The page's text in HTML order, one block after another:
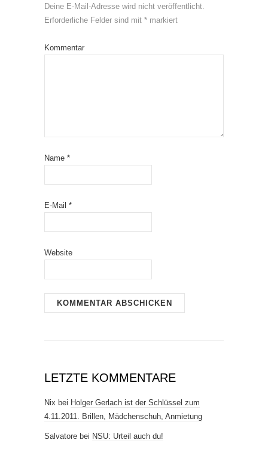
Deine E-Mail-Adresse wird nicht veröffentlicht.
Erforderliche Felder sind mit * markiert
Kommentar
Name *
E-Mail *
Website
LETZTE KOMMENTARE
Nix bei Holger Gerlach ist der Schlüssel zum
4.11.2011. Brillen, Mädchenschuh, Anmietung
Salvatore bei NSU: Urteil auch du!